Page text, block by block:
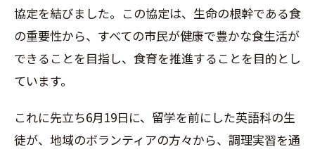
協定を結びました。この協定は、生命の根幹である食
の重要性から、すべての市民が健康で豊かな食生活が
できることを目指し、食育を推進することを目的とし
ています。
これに先立ち6月19日に、留学を前にした英語科の生
徒が、地域のボランティアの方々から、調理実習を通